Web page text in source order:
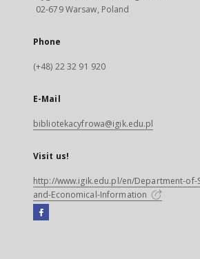
02-679 Warsaw, Poland
Phone
(+48) 22 32 91 920
E-Mail
bibliotekacyfrowa@igik.edu.pl
Visit us!
http://www.igik.edu.pl/en/Department-of-
and-Economical-Information
Facebook